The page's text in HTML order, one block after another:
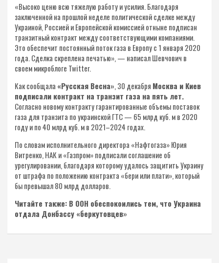
«Высоко ценю всю тяжелую работу и усилия. Благодаря
заключенной на прошлой неделе политической сделке между
Украиной, Россией и Европейской комиссией отныне подписан
транзитный контракт между соответствующими компаниями.
Это обеспечит постоянный поток газа в Европу с 1 января 2020
года. Сделка скреплена печатью», — написал Шевчович в
своем микроблоге Twitter.
Как сообщала «Русская Весна», 30 декабря Москва и Киев
подписали контракт на транзит газа на пять лет.
Согласно новому контракту гарантированные объемы поставок
газа для транзита по украинской ГТС — 65 млрд куб. м в 2020
году и по 40 млрд куб. м в 2021–2024 годах.
По словам исполнительного директора «Нафтогаза» Юрия
Витренко, НАК и «Газпром» подписали соглашение об
урегулировании, благодаря которому удалось защитить Украину
от штрафа по положению контракта «бери или плати», который
бы превышал 80 млрд долларов.
Читайте также: В ООН обеспокоились тем, что Украина
отдала Донбассу «беркутовцев»